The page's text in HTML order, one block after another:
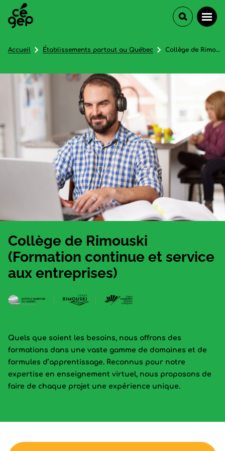
Collège de Rimouski
(Formation continue et service
aux entreprises)
Quels que soient les besoins, nous offrons des
formations dans une vaste gamme de domaines et de
formules d’apprentissage. Reconnus pour notre
expertise en enseignement virtuel, nous proposons de
faire de chaque projet une expérience unique.
Accueil Établissements partout au Québec Collège de Rimouski (Formation continue et service aux entreprises)